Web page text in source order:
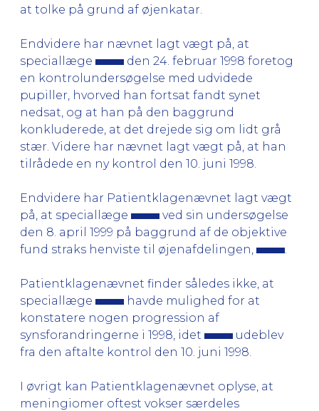
at tolke på grund af øjenkatar.
Endvidere har nævnet lagt vægt på, at
speciallæge
den 24. februar 1998 foretog
en kontrolundersøgelse med udvidede
pupiller, hvorved han fortsat fandt synet
nedsat, og at han på den baggrund
konkluderede, at det drejede sig om lidt grå
stær. Videre har nævnet lagt vægt på, at han
tilrådede en ny kontrol den 10. juni 1998.
Endvidere har Patientklagenævnet lagt vægt
på, at speciallæge
ved sin undersøgelse
den 8. april 1999 på baggrund af de objektive
fund straks henviste til øjenafdelingen,
Patientklagenævnet finder således ikke, at
speciallæge
havde mulighed for at
konstatere nogen progression af
synsforandringerne i 1998, idet
udeblev
fra den aftalte kontrol den 10. juni 1998.
I øvrigt kan Patientklagenævnet oplyse, at
meningiomer oftest vokser særdeles